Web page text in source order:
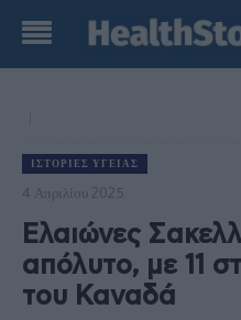
ΙΣΤΟΡΊΕΣ ΥΓΕΊΑΣ
4 Απριλίου 2025
Ελαιώνες
απόλυτο, με 11
του Καναδά